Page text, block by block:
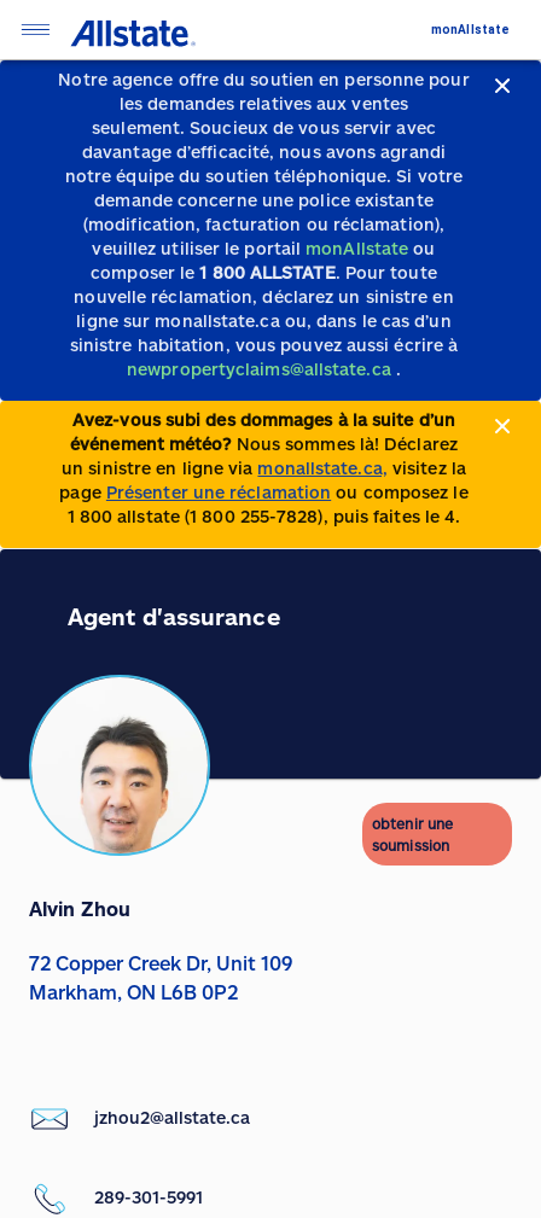
Notre agence offre du soutien en personne pour
les demandes relatives aux ventes
seulement.Soucieux de vous servir avec
davantage d’efficacité, nous avons agrandi
notre équipe du soutien téléphonique.Si votre
demande concerne une police existante
(modification, facturation ou réclamation),
veuillez utiliser le portail monAllstate ou
composer le1 800 ALLSTATE. Pour toute
nouvelle réclamation, déclarez un sinistre en
ligne sur monallstate.ca ou, dans le cas d’un
sinistre habitation, vous pouvez aussi écrire à
newpropertyclaims@allstate.ca .
Avez-vous subi des dommages à la suite d’un
événement météo? Nous sommes là! Déclarez
un sinistre en ligne via monallstate.ca, visitez la
page Présenter une réclamation ou composez le
1 800 allstate (1 800 255-7828), puis faites le 4.
monAllstate
Agent d'assurance
obtenir une
soumission
Alvin Zhou
72 Copper Creek Dr, Unit 109
Markham, ON L6B 0P2
jzhou2@allstate.ca
289-301-5991